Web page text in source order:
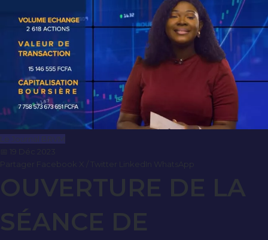
Le Journal BRVM
OUVERTURE DE LA
SÉANCE DE